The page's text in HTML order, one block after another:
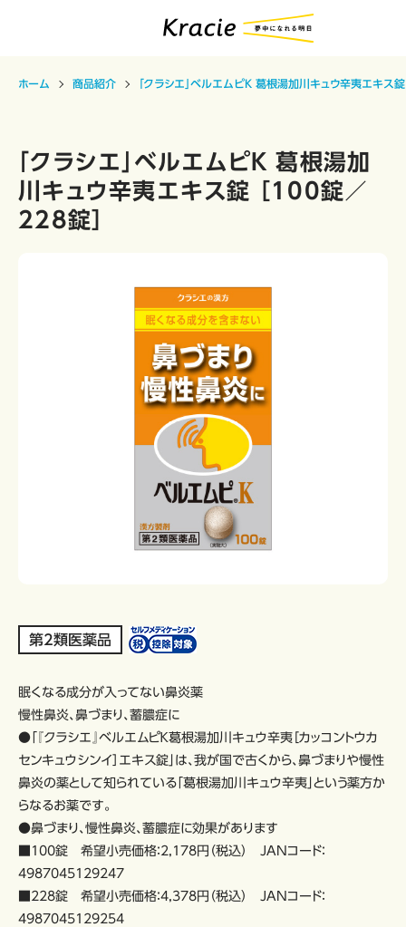
ホーム 商品紹介 「クラシエ」ベルエムピＫ 葛根湯加川キュウ辛夷エキス
「クラシエ」ベルエムピＫ 葛根湯加
川キュウ辛夷エキス錠 ［100錠／
228錠］
第2類医薬品
眠くなる成分が入ってない鼻炎薬
慢性鼻炎、鼻づまり、蓄膿症に
●「『クラシエ』ベルエムピＫ葛根湯加川キュウ辛夷［カッコントウカ
センキュウシンイ］エキス錠」は、我が国で古くから、鼻づまりや慢性
鼻炎の薬として知られている「葛根湯加川キュウ辛夷」という薬方か
らなるお薬です。
●鼻づまり、慢性鼻炎、蓄膿症に効果があります
■100錠 希望小売価格：2,178円（税込） JANコード：
4987045129247
■228錠 希望小売価格：4,378円（税込） JANコード：
4987045129254